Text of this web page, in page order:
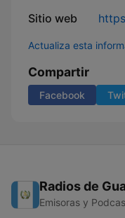
Sitio web
Actualiza esta
Compartir
Facebook
Radios de
Emisoras y